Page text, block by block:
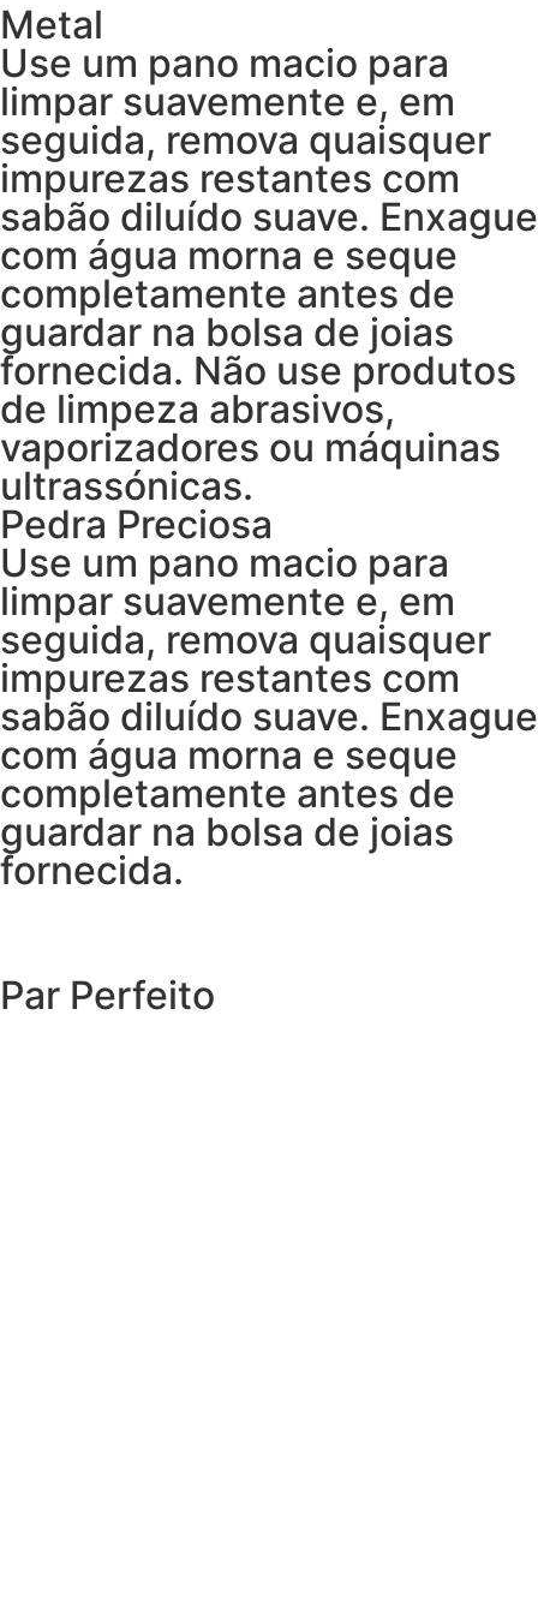
Metal
Use um pano macio para
limpar suavemente e, em
seguida, remova quaisquer
impurezas restantes com
sabão diluído suave. Enxague
com água morna e seque
completamente antes de
guardar na bolsa de joias
fornecida. Não use produtos
de limpeza abrasivos,
vaporizadores ou máquinas
ultrassónicas.
Pedra Preciosa
Use um pano macio para
limpar suavemente e, em
seguida, remova quaisquer
impurezas restantes com
sabão diluído suave. Enxague
com água morna e seque
completamente antes de
guardar na bolsa de joias
fornecida.
Par Perfeito